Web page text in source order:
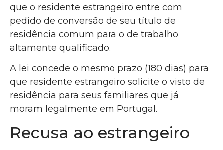
que o residente estrangeiro entre com
pedido de conversão de seu título de
residência comum para o de trabalho
altamente qualificado.
A lei concede o mesmo prazo (180 dias) para
que residente estrangeiro solicite o visto de
residência para seus familiares que já
moram legalmente em Portugal.
Recusa ao estrangeiro